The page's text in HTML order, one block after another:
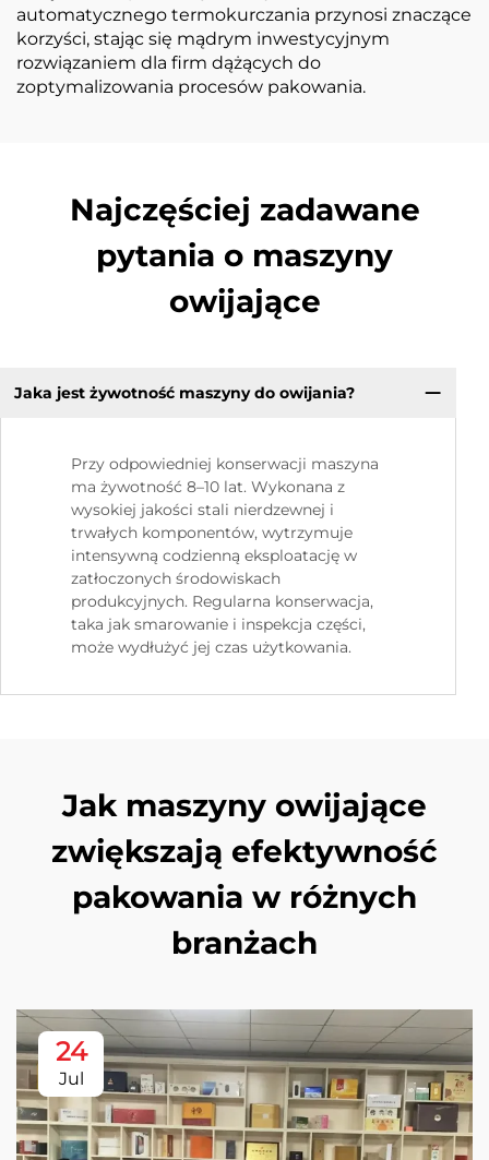
automatycznego termokurczania przynosi znaczące
korzyści, stając się mądrym inwestycyjnym
rozwiązaniem dla firm dążących do
zoptymalizowania procesów pakowania.
Najczęściej zadawane
pytania o maszyny
owijające
Jaka jest żywotność maszyny do owijania?
Przy odpowiedniej konserwacji maszyna
ma żywotność 8–10 lat. Wykonana z
wysokiej jakości stali nierdzewnej i
trwałych komponentów, wytrzymuje
intensywną codzienną eksploatację w
zatłoczonych środowiskach
produkcyjnych. Regularna konserwacja,
taka jak smarowanie i inspekcja części,
może wydłużyć jej czas użytkowania.
Jak maszyny owijające
zwiększają efektywność
pakowania w różnych
branżach
24
Jul